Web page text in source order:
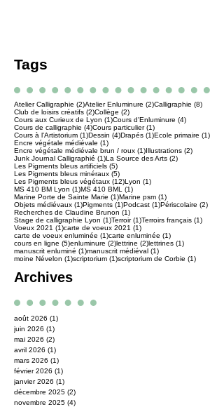
Tags
Atelier Calligraphie (2)2 posts
Atelier Enluminure (2)2 posts
Calligraphie (8)8 posts
Club de loisirs créatifs (2)2 posts
Collège (2)2 posts
Cours aux Curieux de Lyon (1)1 post
Cours d'Enluminure (4)4 posts
Cours de calligraphie (4)4 posts
Cours particulier (1)1 post
Cours à l'Artistorium (1)1 post
Dessin (4)4 posts
Drapés (1)1 post
Ecole primaire (1)1
Encre végétale médiévale (1)1 post
Encre végétale médiévale brun / roux (1)1 post
Illustrations (2)2 posts
Junk Journal Calligraphié (1)1 post
La Source des Arts (2)2 posts
Les Pigments bleus artificiels (5)5 posts
Les Pigments bleus minéraux (5)5 posts
Les Pigments bleus végétaux (12)12 posts
Lyon (1)1 post
MS 410 BM Lyon (1)1 post
MS 410 BML (1)1 post
Marine Porte de Sainte Marie (1)1 post
Marine psm (1)1 post
Objets médiévaux (1)1 post
Pigments (1)1 post
Podcast (1)1 post
Périscolaire (2)2
Recherches de Claudine Brunon (1)1 post
Stage de calligraphie Lyon (1)1 post
Terroir (1)1 post
Terroirs français (1)1 post
Voeux 2021 (1)1 post
carte de voeux 2021 (1)1 post
carte de voeux enluminée (1)1 post
carte enluminée (1)1 post
cours en ligne (5)5 posts
enluminure (2)2 posts
lettrine (2)2 posts
lettrines (1)1 post
manuscrit enluminé (1)1 post
manuscrit médiéval (1)1 post
moine Névelon (1)1 post
scriptorium (1)1 post
scriptorium de Corbie (1)1 post
Archives
août 2026 (1)
juin 2026 (1)
mai 2026 (2)
avril 2026 (1)
mars 2026 (1)
février 2026 (1)
janvier 2026 (1)
décembre 2025 (2)
novembre 2025 (4)